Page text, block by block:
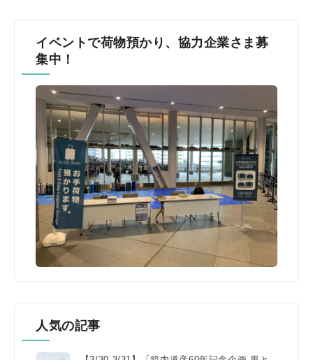
イベントで荷物預かり、協力企業さま募
集中！
人気の記事